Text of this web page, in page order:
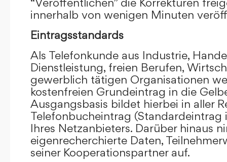
innerhalb von wenigen Minuten
Eintragsstandards
Als Telefonkunde aus Industrie,
Dienstleistung, freien Berufen,
gewerblich tätigen Organisationen
kostenfreien Grundeintrag in die
Ausgangsbasis bildet hierbei in aller
Telefonbucheintrag (Standardeintrag
Ihres Netzanbieters. Darüber hinaus
eigenrecherchierte Daten,
seiner Kooperationspartner auf.